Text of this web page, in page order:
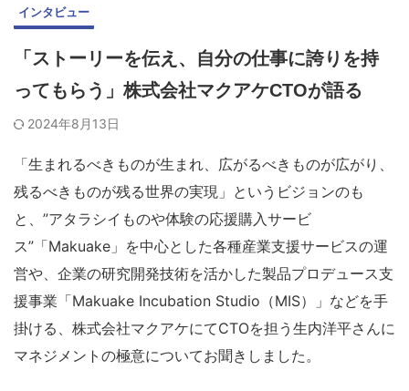
インタビュー
「ストーリーを伝え、自分の仕事に誇りを持
ってもらう」株式会社マクアケCTOが語る
2024年8月13日
「生まれるべきものが生まれ、広がるべきものが広がり、
残るべきものが残る世界の実現」というビジョンのも
と、”アタラシイものや体験の応援購入サービ
ス”「Makuake」を中心とした各種産業支援サービスの運
営や、企業の研究開発技術を活かした製品プロデュース支
援事業「Makuake Incubation Studio（MIS）」などを手
掛ける、株式会社マクアケにてCTOを担う生内洋平さんに
マネジメントの極意についてお聞きしました。